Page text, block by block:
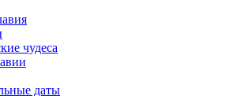
чудеса
даты